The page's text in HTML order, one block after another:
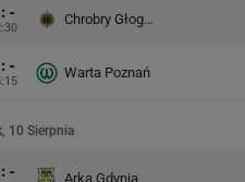
- Chrobry Głogów
- Warta Poznań
10 Sierpnia
- Arka Gdynia